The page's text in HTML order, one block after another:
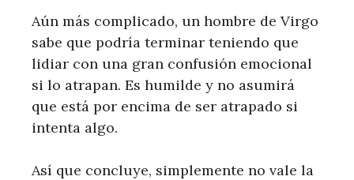
Aún más complicado, un hombre de Virgo
sabe que podría terminar teniendo que
lidiar con una gran confusión emocional
si lo atrapan. Es humilde y no asumirá
que está por encima de ser atrapado si
intenta algo.
Así que concluye, simplemente no vale la